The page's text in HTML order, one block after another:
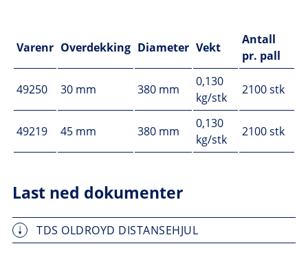
Varenr Overdekking Diameter Vekt
Antall
pr. pall
49250 30 mm 380 mm
0,130
kg/stk
2100 stk
49219 45 mm 380 mm
0,130
kg/stk
2100 stk
Last ned dokumenter
TDS OLDROYD DISTANSEHJUL